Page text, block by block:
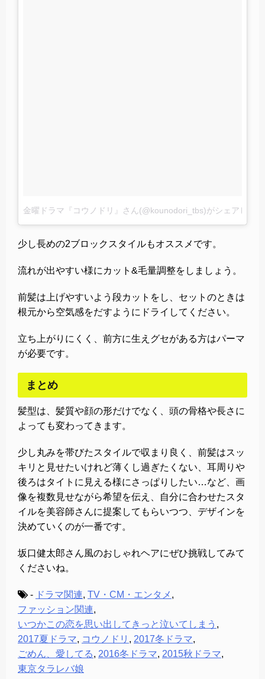
金曜ドラマ『コウノドリ』さん(@kounodori_tbs)がシェアした
少し長めの2ブロックスタイルもオススメです。
流れが出やすい様にカット&毛量調整をしましょう。
前髪は上げやすいよう段カットをし、セットのときは
根元から空気感をだすようにドライしてください。
立ち上がりにくく、前方に生えグセがある方はパーマ
が必要です。
まとめ
髪型は、髪質や顔の形だけでなく、頭の骨格や長さに
よっても変わってきます。
少し丸みを帯びたスタイルで収まり良く、前髪はスッ
キリと見せたいけれど薄くし過ぎたくない、耳周りや
後ろはタイトに見える様にさっぱりしたい…など、画
像を複数見せながら希望を伝え、自分に合わせたスタ
イルを美容師さんに提案してもらいつつ、デザインを
決めていくのが一番です。
坂口健太郎さん風のおしゃれヘアにぜひ挑戦してみて
くださいね。
- ドラマ関連, TV・CM・エンタメ ,
ファッション関連,
いつかこの恋を思い出してきっと泣いてしまう ,
2017夏ドラマ, コウノドリ , 2017冬ドラマ,
ごめん、愛してる, 2016冬ドラマ, 2015秋ドラマ,
東京タラレバ娘